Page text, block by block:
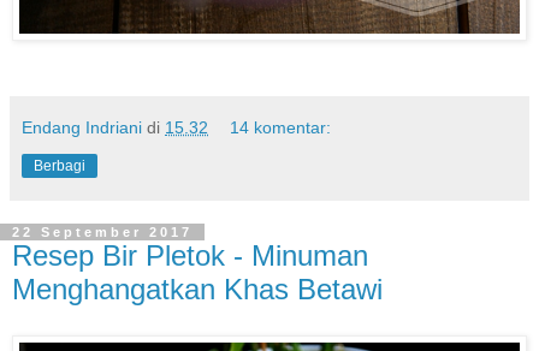
Endang Indriani di 15.32 14 komentar:
Berbagi
22 September 2017
Resep Bir Pletok - Minuman
Menghangatkan Khas Betawi